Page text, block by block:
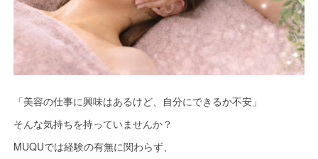
「美容の仕事に興味はあるけど、自分にできるか不安」
そんな気持ちを持っていませんか？
MUQUでは経験の有無に関わらず、